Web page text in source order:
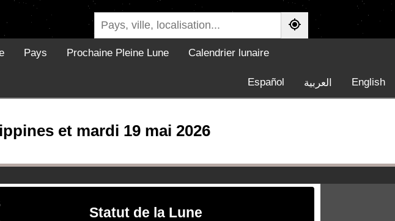
Pays Prochaine Pleine Lune Calendrier lunaire
English العربية Español
et mardi 19 mai 2026
Statut de la Lune